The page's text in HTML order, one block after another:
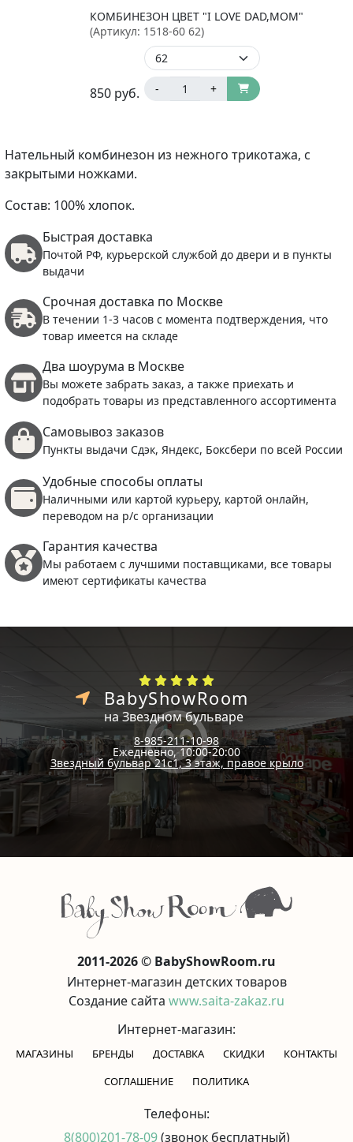
КОМБИНЕЗОН ЦВЕТ "I LOVE DAD,MOM"
(Артикул: 1518-60 62)
850 руб. - +
Нательный комбинезон из нежного трикотажа, с
закрытыми ножками.
Состав: 100% хлопок.
Быстрая доставка
Почтой РФ, курьерской службой до двери и в пункты
выдачи
Срочная доставка по Москве
В течении 1-3 часов с момента подтверждения, что
товар имеется на складе
Два шоурума в Москве
Вы можете забрать заказ, а также приехать и
подобрать товары из представленного ассортимента
Самовывоз заказов
Пункты выдачи Сдэк, Яндекс, Боксбери по всей России
Удобные способы оплаты
Наличными или картой курьеру, картой онлайн,
переводом на р/с организации
Гарантия качества
Мы работаем с лучшими поставщиками, все товары
имеют сертификаты качества
BabyShowRoom
на Звездном бульваре
8-985-211-10-98
Ежедневно, 10:00-20:00
Звездный бульвар 21с1, 3 этаж, правое крыло
2011-2026 © BabyShowRoom.ru
Интернет-магазин детских товаров
Создание сайта www.saita-zakaz.ru
Интернет-магазин:
МАГАЗИНЫ БРЕНДЫ ДОСТАВКА СКИДКИ
КОНТАКТЫ
CОГЛАШЕНИЕ
ПОЛИТИКА
Телефоны:
8(800)201-78-09(звонок бесплатный)